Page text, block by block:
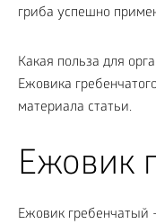
гриба успешно
Какая польза для
Ежовика
материала статьи.
Ежовик
Ежовик гребенчатый